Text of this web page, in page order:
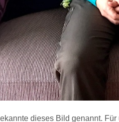
dieses Bild genannt.